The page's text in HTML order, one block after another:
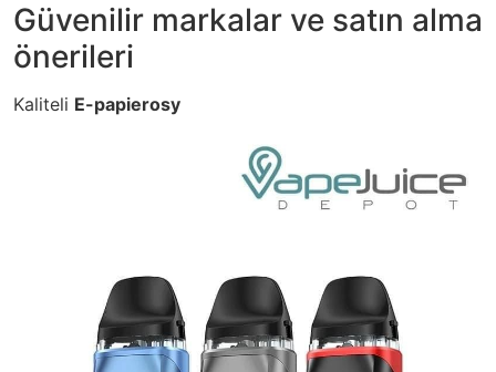
Güvenilir markalar ve satın alma
önerileri
Kaliteli E-papierosy